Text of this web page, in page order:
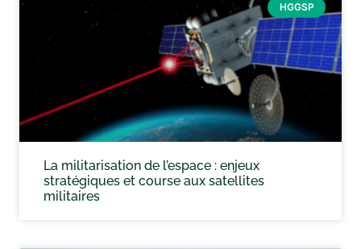
HGGSP
La militarisation de l’espace : enjeux
stratégiques et course aux satellites
militaires